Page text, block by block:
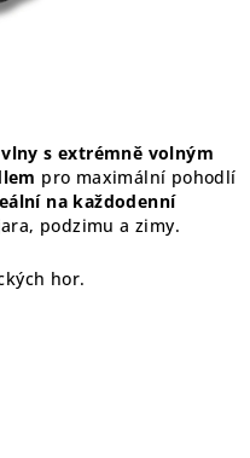
s extrémně volným
pro maximální pohodlí
na každodenní
podzimu a zimy.
hor.